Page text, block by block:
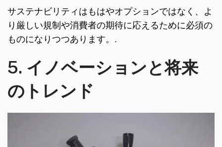
サステナビリティはもはやオプションではなく、よ
り厳しい規制や消費者の期待に応えるために必須の
ものになりつつあります。.
5. イノベーションと将来
のトレンド